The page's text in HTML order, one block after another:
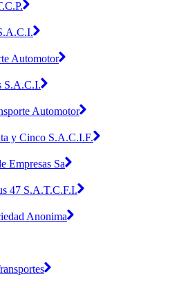
Automotor
S.A.C.I.
Automotor
y Cinco S.A.C.I.F.
Empresas Sa
47 S.A.T.C.F.I.
Anonima